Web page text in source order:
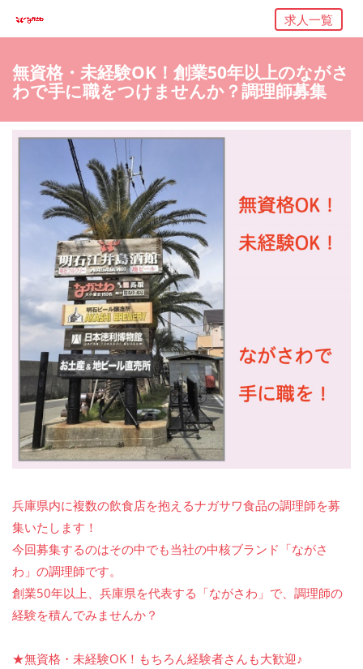
求人一覧
無資格・未経験OK！創業50年以上のながさ
わで手に職をつけませんか？調理師募集
兵庫県内に複数の飲食店を抱えるナガサワ食品の調理師を募
集いたします！
今回募集するのはその中でも当社の中核ブランド「ながさ
わ」の調理師です。
創業50年以上、兵庫県を代表する「ながさわ」で、調理師の
経験を積んでみませんか？
★無資格・未経験OK！もちろん経験者さんも大歓迎♪